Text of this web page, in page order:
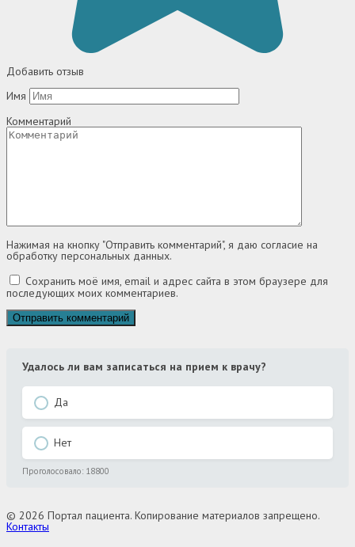
Добавить отзыв
Имя
Комментарий
Нажимая на кнопку "Отправить комментарий", я даю согласие на
обработку персональных данных.
Сохранить моё имя, email и адрес сайта в этом браузере для
последующих моих комментариев.
Удалось ли вам записаться на прием к врачу?
Да
Нет
Проголосовало: 18800
© 2026 Портал пациента. Копирование материалов запрещено.
Контакты